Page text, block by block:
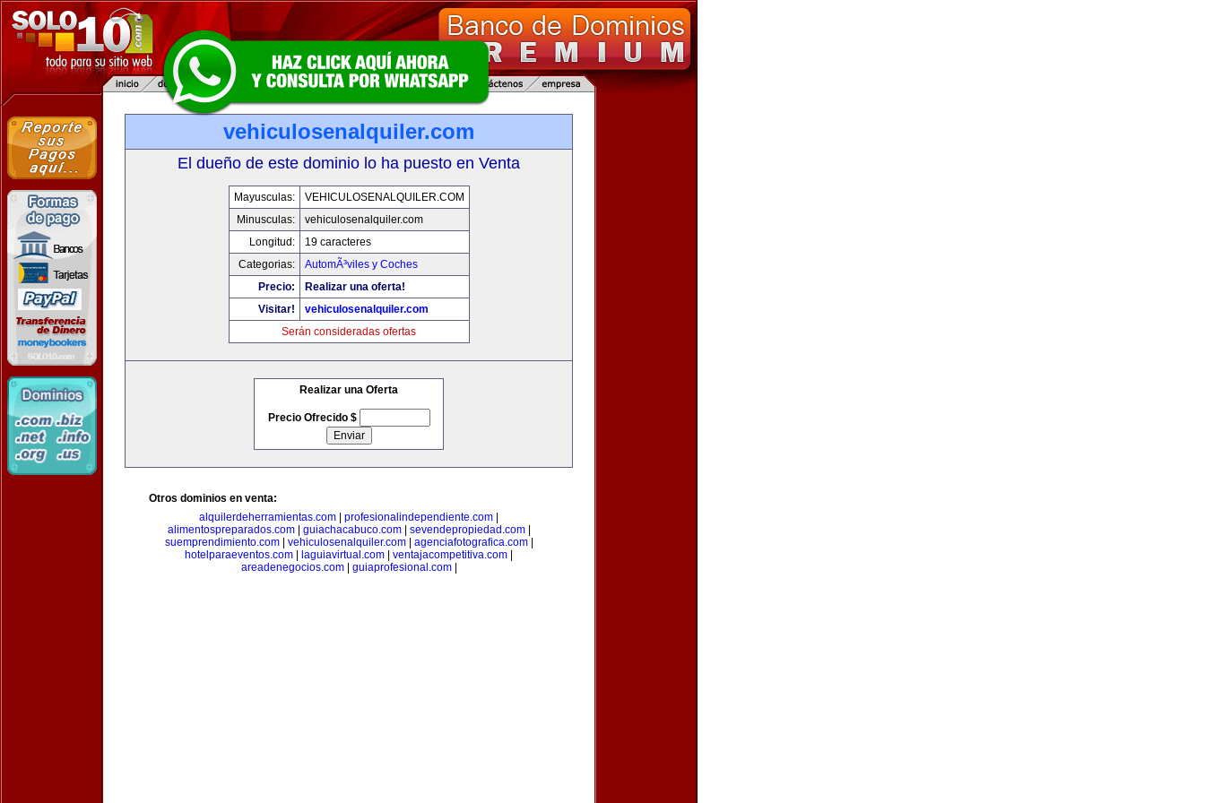
vehiculosenalquiler.com
El dueño de este dominio lo ha puesto en Venta
Mayusculas:
VEHICULOSENALQUILER.COM
Minusculas:
vehiculosenalquiler.com
Longitud:
19 caracteres
Categorias:
AutomÃ³viles y Coches
Precio:
Realizar una oferta!
Visitar!
vehiculosenalquiler.com
Serán consideradas ofertas
Realizar una Oferta
Precio Ofrecido $
Otros dominios en venta:
alquilerdeherramientas.com
profesionalindependiente.com
alimentospreparados.com| guiachacabuco.com| sevendepropiedad.com|
suemprendimiento.com| vehiculosenalquiler.com| agenciafotografica.com|
hotelparaeventos.com
laguiavirtual.com ventajacompetitiva.com
areadenegocios.com| guiaprofesional.com|